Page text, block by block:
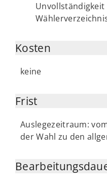
Unvollständigkeit
Kosten
keine
Frist
Auslegezeitraum:
der Wahl zu den